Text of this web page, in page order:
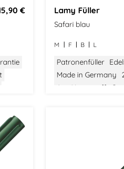
€ Lamy Füller
Safari blau
M F B L
Patronenfüller
Made in Germany
Aus Kunststoff